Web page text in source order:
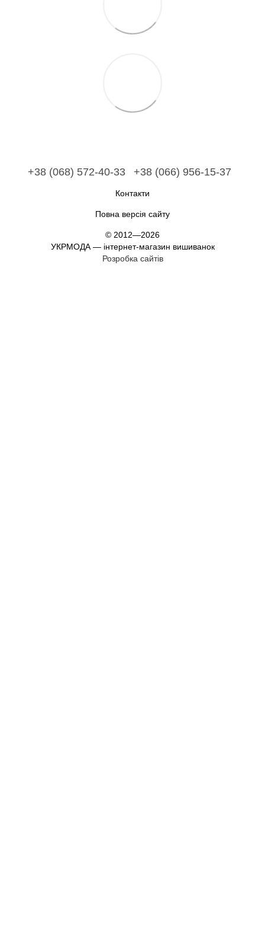
+38 (068) 572-40-33 +38 (066) 956-15-37
Контакти
Повна версія сайту
© 2012—2026
УКРМОДА — інтернет-магазин вишиванок
Розробка сайтів